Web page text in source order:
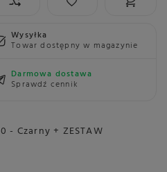
Wysyłka
Towar dostępny w magazynie
Darmowa dostawa
Sprawdź cennik
- Czarny + ZESTAW